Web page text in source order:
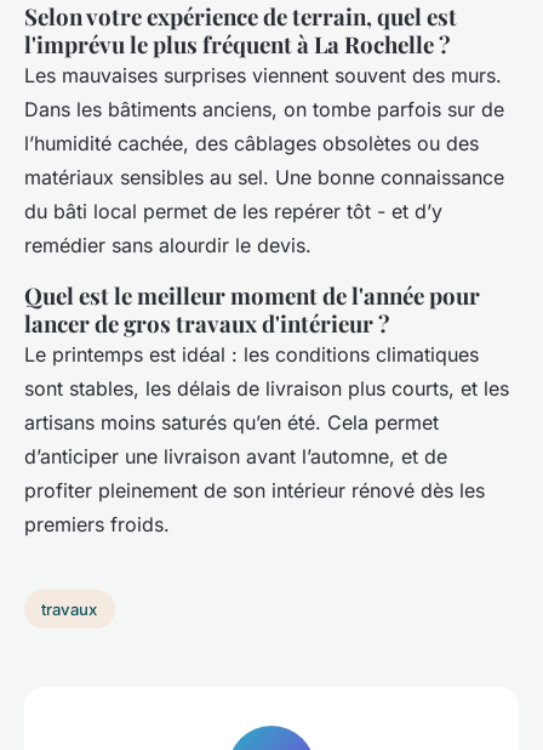
Selon votre expérience de terrain, quel est
l'imprévu le plus fréquent à La Rochelle ?
Les mauvaises surprises viennent souvent des murs.
Dans les bâtiments anciens, on tombe parfois sur de
l’humidité cachée, des câblages obsolètes ou des
matériaux sensibles au sel. Une bonne connaissance
du bâti local permet de les repérer tôt - et d’y
remédier sans alourdir le devis.
Quel est le meilleur moment de l'année pour
lancer de gros travaux d'intérieur ?
Le printemps est idéal : les conditions climatiques
sont stables, les délais de livraison plus courts, et les
artisans moins saturés qu’en été. Cela permet
d’anticiper une livraison avant l’automne, et de
profiter pleinement de son intérieur rénové dès les
premiers froids.
travaux